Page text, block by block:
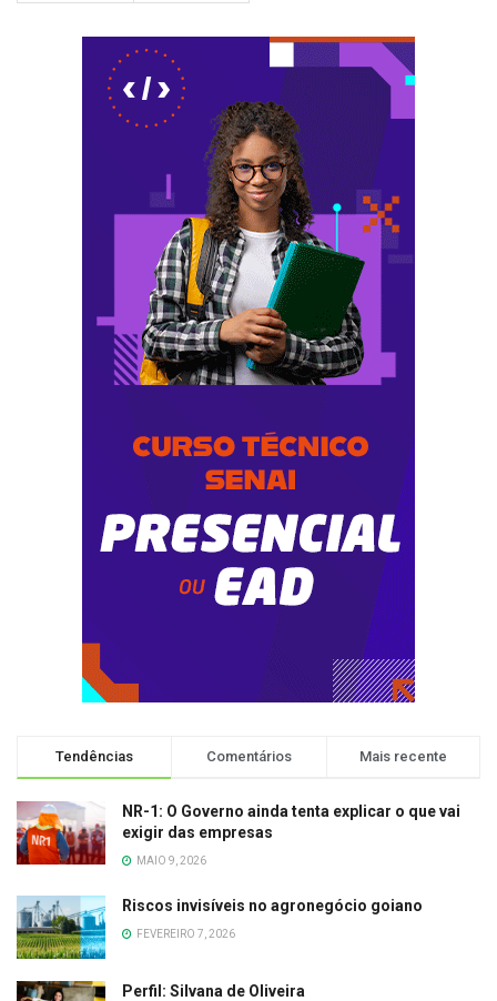
Tendências Comentários Mais recente
NR-1: O Governo ainda tenta explicar o que vai
exigir das empresas
MAIO 9, 2026
Riscos invisíveis no agronegócio goiano
FEVEREIRO 7, 2026
Perfil: Silvana de Oliveira